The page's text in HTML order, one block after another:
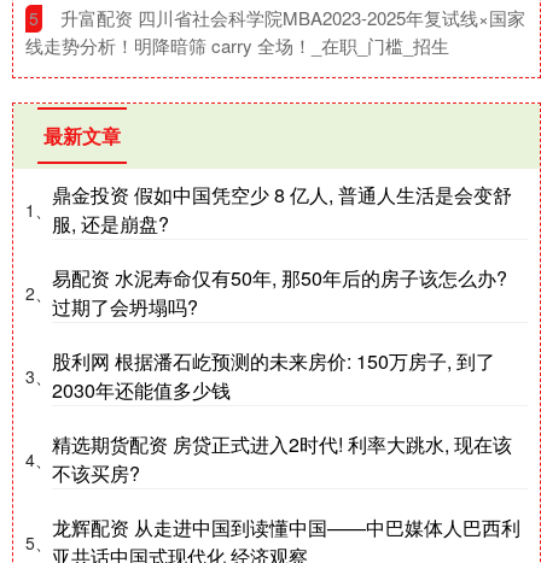
5
​升富配资 四川省社会科学院MBA2023-2025年复试线×国家
线走势分析！明降暗筛 carry 全场！_在职_门槛_招生
最新文章
1、
鼎金投资 假如中国凭空少 8 亿人, 普通人生活是会变舒
服, 还是崩盘?
2、
易配资 水泥寿命仅有50年, 那50年后的房子该怎么办?
过期了会坍塌吗?
3、
股利网 根据潘石屹预测的未来房价: 150万房子, 到了
2030年还能值多少钱
4、
精选期货配资 房贷正式进入2时代! 利率大跳水, 现在该
不该买房?
5、
龙辉配资 从走进中国到读懂中国——中巴媒体人巴西利
亚共话中国式现代化 经济观察